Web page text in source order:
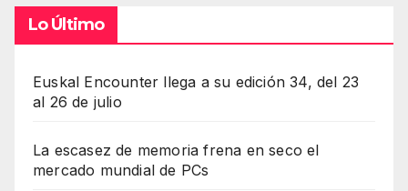
Lo Último
Euskal Encounter llega a su edición 34, del 23
al 26 de julio
La escasez de memoria frena en seco el
mercado mundial de PCs